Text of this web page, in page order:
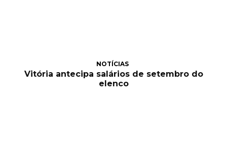
NOTÍCIAS
Vitória antecipa salários de setembro do
elenco